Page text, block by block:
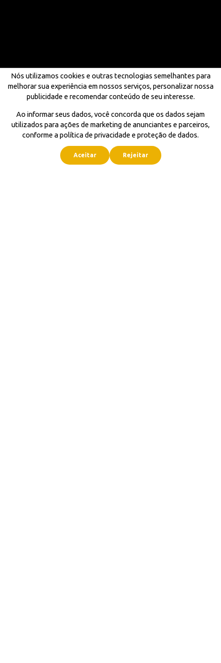
Nós utilizamos cookies e outras tecnologias semelhantes para
melhorar sua experiência em nossos serviços, personalizar nossa
publicidade e recomendar conteúdo de seu interesse.
Ao informar seus dados, você concorda que os dados sejam
utilizados para ações de marketing de anunciantes e parceiros,
conforme a política de privacidade e proteção de dados.
Aceitar Rejeitar